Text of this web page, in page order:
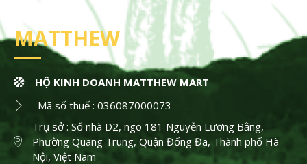
MATTHEW
HỘ KINH DOANH MATTHEW MART
Mã số thuế : 036087000073
Trụ sở : Số nhà D2, ngõ 181 Nguyễn Lương Bằng,
Phường Quang Trung, Quận Đống Đa, Thành phố Hà
Nội, Việt Nam